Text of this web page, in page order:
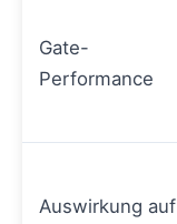
Gate-
Performance
Auswirkung auf